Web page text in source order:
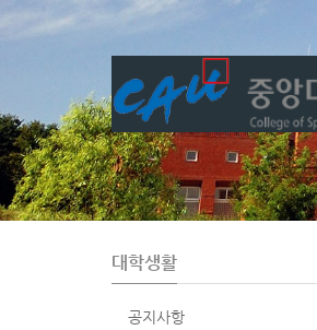
대학생활
공지사항